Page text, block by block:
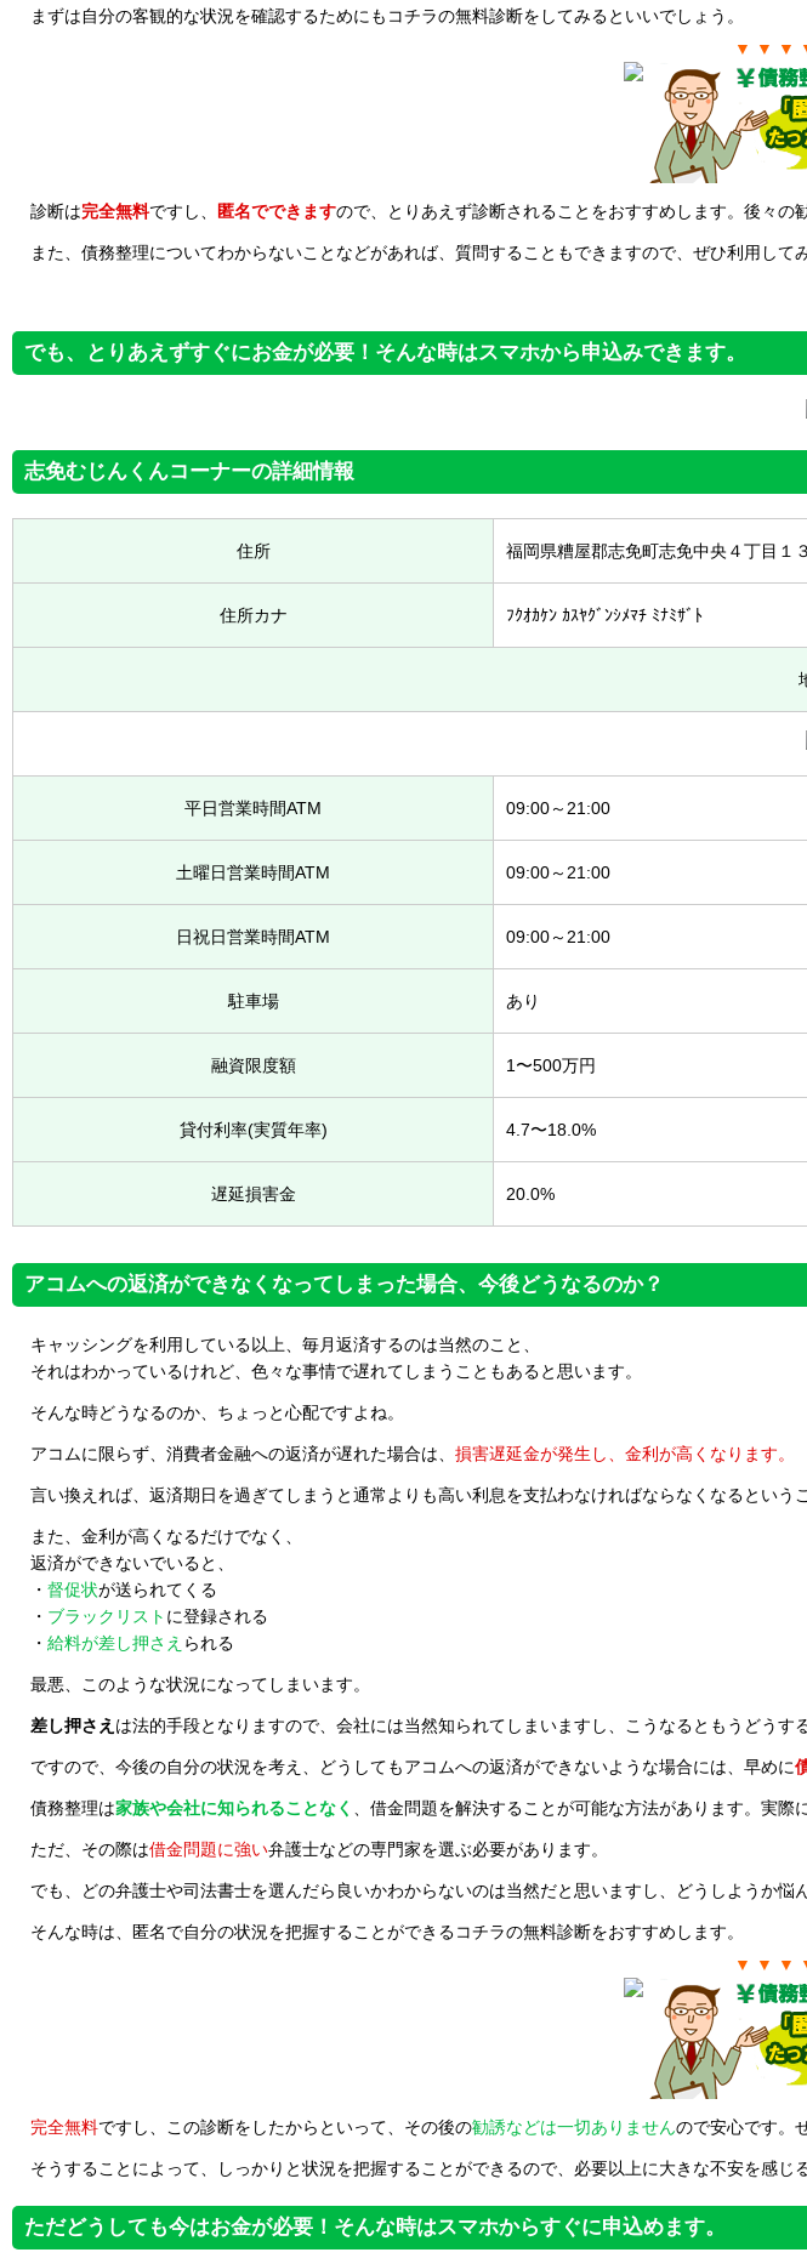
まずは自分の客観的な状況を確認するためにもコチラの無料診断をしてみるといいでしょう。
▼ ▼ ▼
診断は完全無料ですし、 匿名でできますので、とりあえず診断されることをおすすめします。後々の
また、債務整理についてわからないことなどがあれば、質問することもできますので、ぜひ利用して
でも、とりあえずすぐにお金が必要！そんな時はスマホから申込みできます。
志免むじんくんコーナーの詳細情報
住所 福岡県糟屋郡志免町志免中央４丁目１
住所カナ ﾌｸｵｶｹﾝ ｶｽﾔｸﾞﾝｼﾒﾏﾁ ﾐﾅﾐｻﾞﾄ
平日営業時間ATM 09:00～21:00
土曜日営業時間ATM 09:00～21:00
日祝日営業時間ATM 09:00～21:00
駐車場 あり
融資限度額 1〜500万円
貸付利率(実質年率) 4.7〜18.0%
遅延損害金 20.0%
アコムへの返済ができなくなってしまった場合、今後どうなるのか？
キャッシングを利用している以上、毎月返済するのは当然のこと、
それはわかっているけれど、色々な事情で遅れてしまうこともあると思います。
そんな時どうなるのか、ちょっと心配ですよね。
アコムに限らず、消費者金融への返済が遅れた場合は、 損害遅延金が発生し、金利が高くなります。
言い換えれば、返済期日を過ぎてしまうと通常よりも高い利息を支払わなければならなくなるという
また、金利が高くなるだけでなく、
返済ができないでいると、
・ 督促状が送られてくる
・ ブラックリスト に登録される
・ 給料が差し押さえ られる
最悪、このような状況になってしまいます。
差し押さえ は法的手段となりますので、会社には当然知られてしまいますし、こうなるともうどうす
ですので、今後の自分の状況を考え、どうしてもアコムへの返済ができないような場合には、早めに
債務整理は家族や会社に知られることなく 、借金問題を解決することが可能な方法があります。実
ただ、その際は借金問題に強い弁護士などの専門家を選ぶ必要があります。
でも、どの弁護士や司法書士を選んだら良いかわからないのは当然だと思いますし、どうしようか悩
そんな時は、匿名で自分の状況を把握することができるコチラの無料診断をおすすめします。
▼ ▼ ▼
完全無料ですし、この診断をしたからといって、その後の勧誘などは一切ありませんので安心です。
そうすることによって、しっかりと状況を把握することができるので、必要以上に大きな不安を感じ
ただどうしても今はお金が必要！そんな時はスマホからすぐに申込めます。